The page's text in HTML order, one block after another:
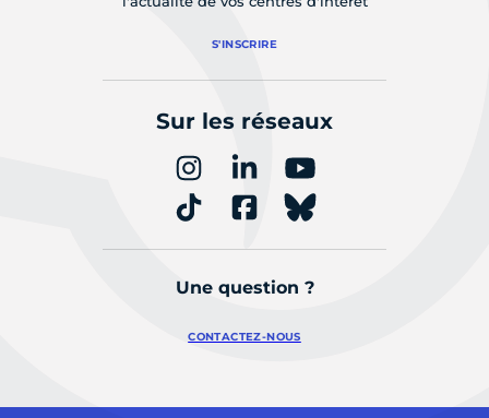
S'INSCRIRE
Sur les réseaux
Une question ?
CONTACTEZ-NOUS